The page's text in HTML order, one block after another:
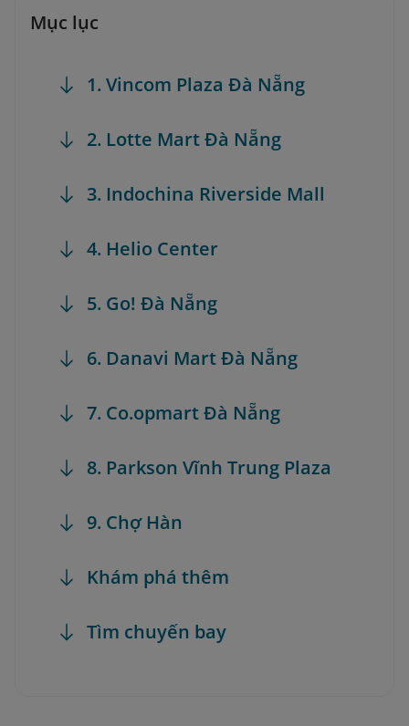
Mục lục
1. Vincom Plaza Đà Nẵng
2. Lotte Mart Đà Nẵng
3. Indochina Riverside Mall
4. Helio Center
5. Go! Đà Nẵng
6. Danavi Mart Đà Nẵng
7. Co.opmart Đà Nẵng
8. Parkson Vĩnh Trung Plaza
9. Chợ Hàn
Khám phá thêm
Tìm chuyến bay